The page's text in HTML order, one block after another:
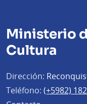
Ministerio
Cultura
Dirección:
Teléfono: (+5982)